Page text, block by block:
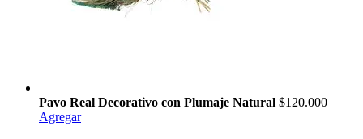
Pavo Real Decorativo con Plumaje Natural $120.000
Agregar